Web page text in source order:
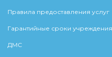
Правила предоставления услуг
Гарантийные сроки учреждения
ДМС